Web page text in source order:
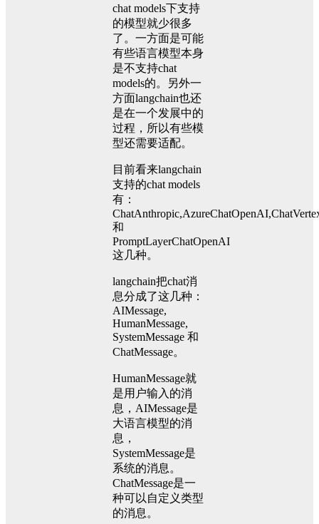
chat models下支持
的模型就少很多
了。一方面是可能
有些语言模型本身
是不支持chat
models的。另外一
方面langchain也还
是在一个发展中的
过程，所以有些模
型还需要适配。
目前看来langchain
支持的chat models
有：
和
PromptLayerChatOpenAI
这几种。
langchain把chat消
息分成了这几种：
AIMessage,
HumanMessage,
SystemMessage 和
ChatMessage。
HumanMessage就
是用户输入的消
息，AIMessage是
大语言模型的消
息，
SystemMessage是
系统的消息。
ChatMessage是一
种可以自定义类型
的消息。